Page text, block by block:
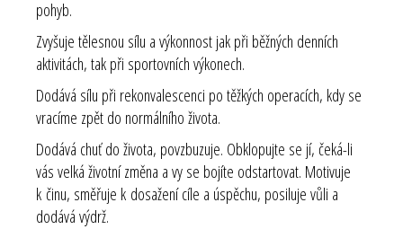
pohyb.
Zvyšuje tělesnou sílu a výkonnost jak při běžných denních
aktivitách, tak při sportovních výkonech.
Dodává sílu při rekonvalescenci po těžkých operacích, kdy se
vracíme zpět do normálního života.
Dodává chuť do života, povzbuzuje. Obklopujte se jí, čeká-li
vás velká životní změna a vy se bojíte odstartovat. Motivuje
k činu, směřuje k dosažení cíle a úspěchu, posiluje vůli a
dodává výdrž.